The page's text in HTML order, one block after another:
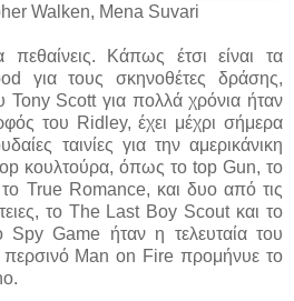
Walken, Mena Suvari
πεθαίνεις. Κάπως έτσι είναι τα
για τους σκηνοθέτες δράσης,
Scott για πολλά χρόνια ήταν
του Ridley, έχει μέχρι σήμερα
ταινίες για την αμερικάνικη
κουλτούρα, όπως το top Gun, το
True Romance, και δυο από τις
το The Last Boy Scout και το
Game ήταν η τελευταία του
περσινό Man on Fire προμήνυε το